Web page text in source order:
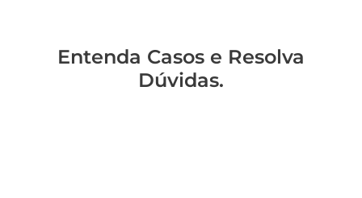
Entenda Casos e Resolva
Dúvidas.